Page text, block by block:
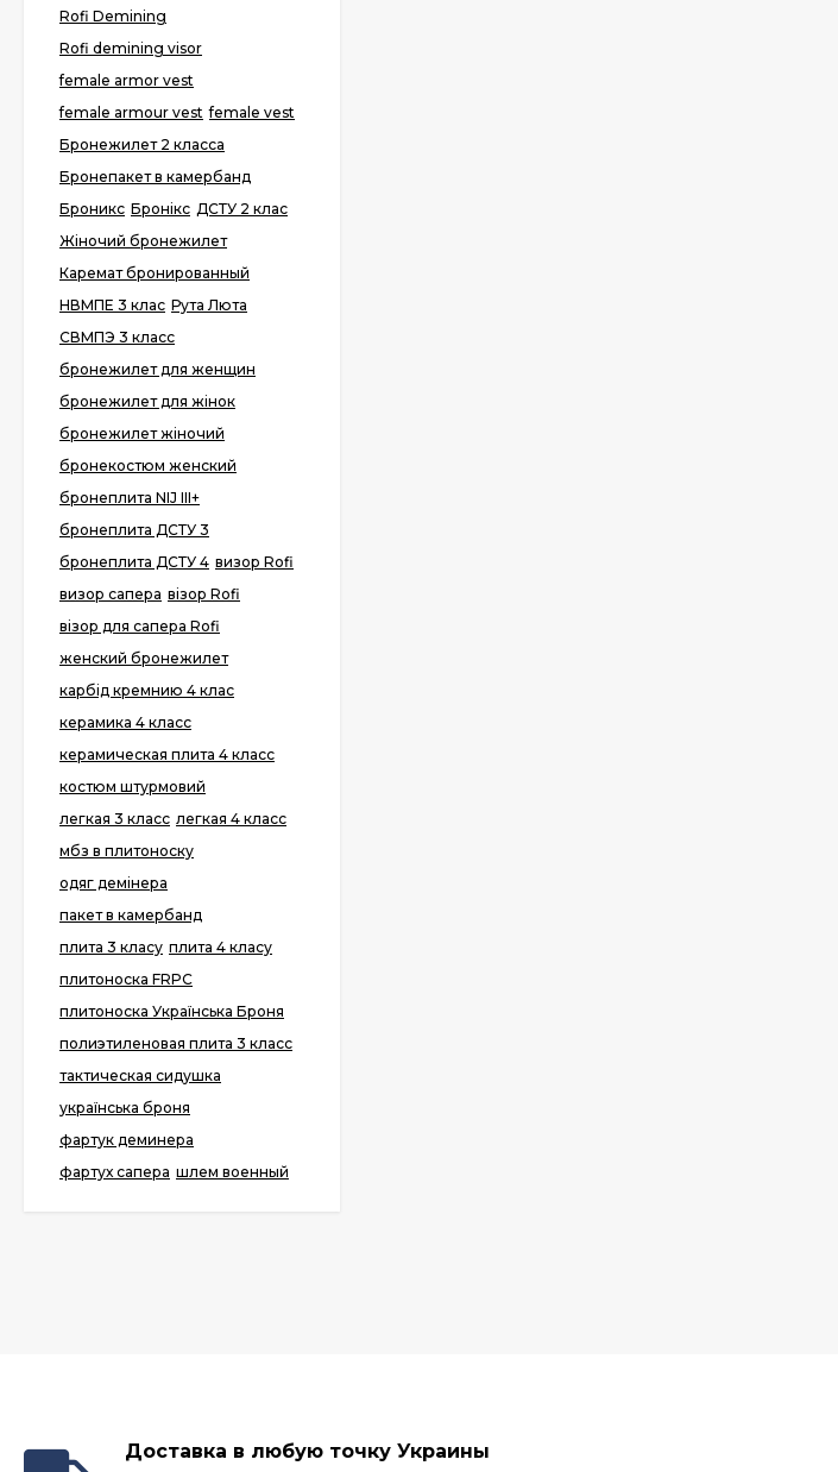
Rofi Demining
Rofi demining visor
female armor vest
female armour vest female vest
Бронежилет 2 класса
Бронепакет в камербанд
Броникс Бронікс ДСТУ 2 клас
Жіночий бронежилет
Каремат бронированный
НВМПЕ 3 клас Рута Люта
СВМПЭ 3 класс
бронежилет для женщин
бронежилет для жінок
бронежилет жіночий
бронекостюм женский
бронеплита NIJ III+
бронеплита ДСТУ 3
бронеплита ДСТУ 4 визор Rofi
визор сапера візор Rofi
візор для сапера Rofi
женский бронежилет
карбід кремнию 4 клас
керамика 4 класс
керамическая плита 4 класс
костюм штурмовий
легкая 3 класс легкая 4 класс
мбз в плитоноску
одяг демінера
пакет в камербанд
плита 3 класу плита 4 класу
плитоноска FRPC
плитоноска Українська Броня
полиэтиленовая плита 3 класс
тактическая сидушка
українська броня
фартук деминера
фартух сапера шлем военный
Доставка в любую точку Украины